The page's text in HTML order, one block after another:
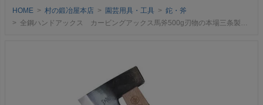
HOME 村の鍛冶屋本店 園芸用具・工具
鉈・斧
全鋼ハンドアックス カービングアックス馬斧500g刃物の本場三条製！水野製作所×マサコー山口木工×村の鍛冶屋革ケース付！樫 300mmキャンプ時の薪割り、焚付づくりに最適な鉞！【頑張って送料無料！】